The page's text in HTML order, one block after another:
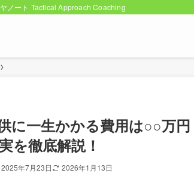
ノート Tactical Approach Coaching
に一生かかる費用は○○万
を徹底解説！
2025年7月23日 2026年1月13日